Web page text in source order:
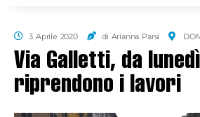
3 Aprile 2020 di Arianna Parsi
Via Galletti, da lunedì
riprendono i lavori